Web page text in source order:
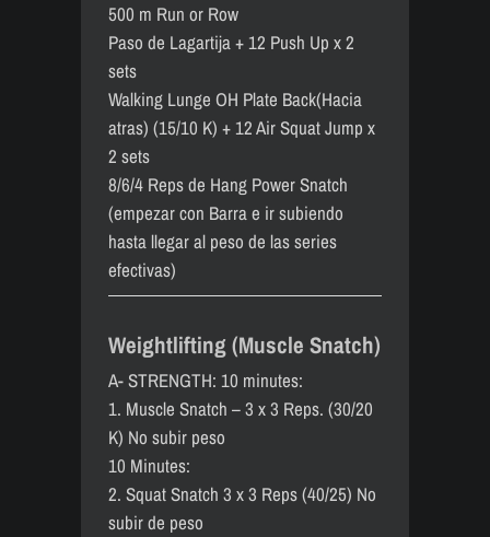
500 m Run or Row
Paso de Lagartija + 12 Push Up x 2
sets
Walking Lunge OH Plate Back(Hacia
atras) (15/10 K) + 12 Air Squat Jump x
2 sets
8/6/4 Reps de Hang Power Snatch
(empezar con Barra e ir subiendo
hasta llegar al peso de las series
efectivas)
Weightlifting (Muscle Snatch)
A- STRENGTH: 10 minutes:
1. Muscle Snatch – 3 x 3 Reps. (30/20
K) No subir peso
10 Minutes:
2. Squat Snatch 3 x 3 Reps (40/25) No
subir de peso